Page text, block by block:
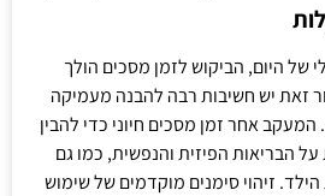
של היום, הביקוש לזמן מסכים הולך
זאת יש חשיבות רבה להבנה מעמיקה
אחר זמן מסכים חיוני כדי להבין
הבריאות הפיזית והנפשית, כמו גם
זיהוי סימנים מוקדמים של שימוש